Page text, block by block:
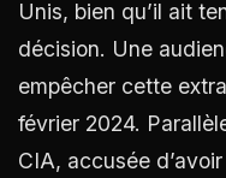
Unis, bien qu’il ait
décision. Une
empêcher cette
février 2024​​.
CIA, accusée